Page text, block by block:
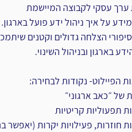
ערך עסקי לקבוצה המיישמת
על איך ניהול ידע פועל בארגון.
הצלחה גדולים וקטנים
בארגון ובניהול השינוי.
הפיילוט- נקודות לבחירה:
של ״כאב ארגוני״
תפעוליות קריטיות
חוזרות, פעילויות יקרות